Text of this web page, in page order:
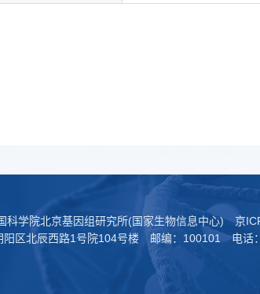
科学院北京基因组研究所(国家生物信息中心)京
阳区北辰西路1号院104号楼 邮编：100101 电话